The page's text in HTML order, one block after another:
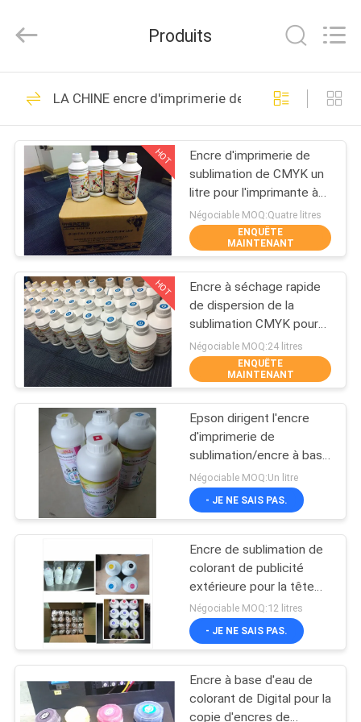
APERÇU
PRODUITS
VIDÉOS
PROPOS
DE
NOUS
VISITE
D'USINE
CONTRÔLE
QUALITÉ
CONTACT
NOUVELLES
TOUS
Digital
Ltd..
Reserved.
Machine
d'impression de
tissus de Digital
232
Machine
d'impression de
tissu de Digital
176
Imprimante de DTF
Imprimante DTF UV
Produits
LA CHINE encre d'imprimerie de sublimation
HOT
Encre d'imprimerie de
sublimation de CMYK un
litre pour l'imprimante à
jet d'encre de textile
Négociable MOQ:Quatre litres
ENQUÊTE
MAINTENANT
HOT
Encre à séchage rapide
de dispersion de la
sublimation CMYK pour
Epson dx4, dx5, dx7
Négociable MOQ:24 litres
ENQUÊTE
MAINTENANT
Epson dirigent l'encre
d'imprimerie de
sublimation/encre à base
d'eau pour les matériaux
enduits
Négociable MOQ:Un litre
- JE NE SAIS PAS.
Encre de sublimation de
colorant de publicité
extérieure pour la tête
d'impression Dx5/Dx7
sur le vêtement
Négociable MOQ:12 litres
- JE NE SAIS PAS.
Encre à base d'eau de
colorant de Digital pour la
copie d'encres de